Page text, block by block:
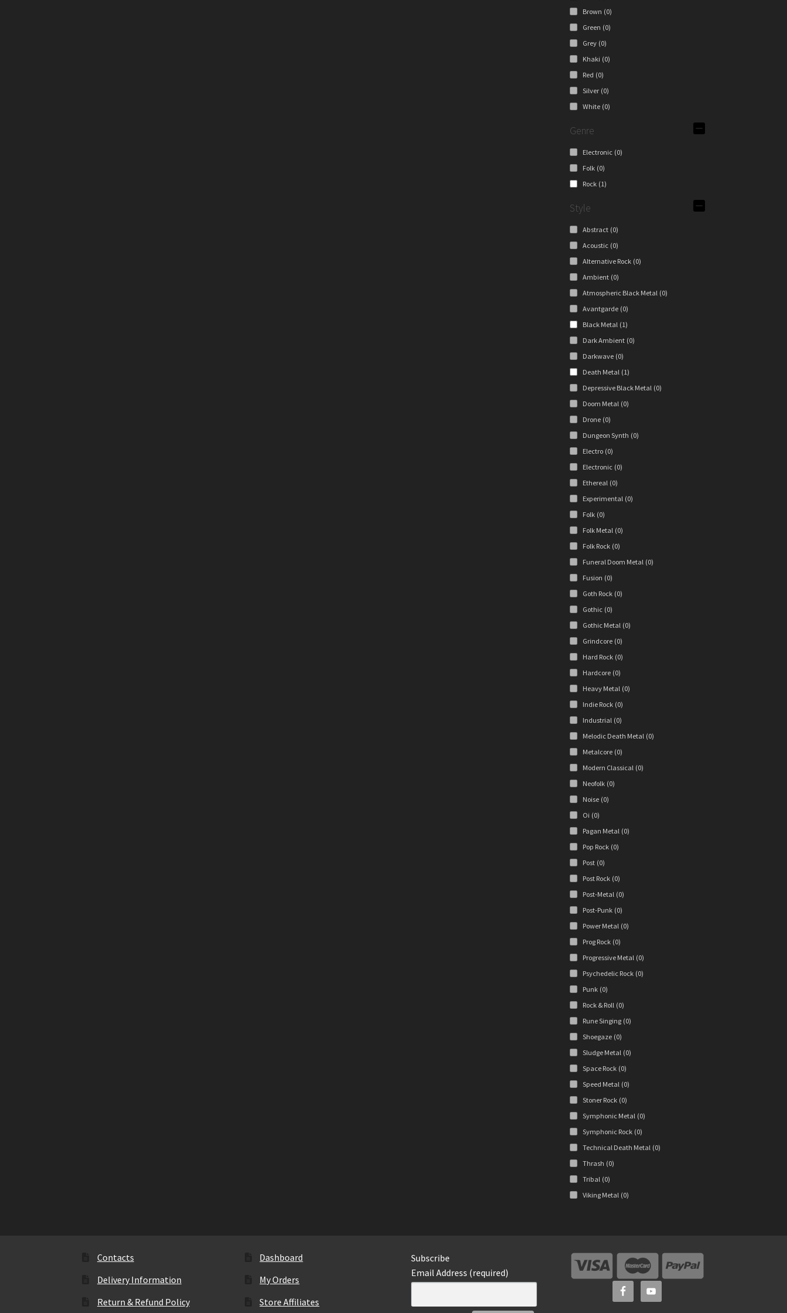
Brown (0)
Green (0)
Grey (0)
Khaki (0)
Red (0)
Silver (0)
White (0)
Genre
Electronic (0)
Folk (0)
Rock (1)
Style
Abstract (0)
Acoustic (0)
Alternative Rock (0)
Ambient (0)
Atmospheric Black Metal (0)
Avantgarde (0)
Black Metal (1)
Dark Ambient (0)
Darkwave (0)
Death Metal (1)
Depressive Black Metal (0)
Doom Metal (0)
Drone (0)
Dungeon Synth (0)
Electro (0)
Electronic (0)
Ethereal (0)
Experimental (0)
Folk (0)
Folk Metal (0)
Folk Rock (0)
Funeral Doom Metal (0)
Fusion (0)
Goth Rock (0)
Gothic (0)
Gothic Metal (0)
Grindcore (0)
Hard Rock (0)
Hardcore (0)
Heavy Metal (0)
Indie Rock (0)
Industrial (0)
Melodic Death Metal (0)
Metalcore (0)
Modern Classical (0)
Neofolk (0)
Noise (0)
Oi (0)
Pagan Metal (0)
Pop Rock (0)
Post (0)
Post Rock (0)
Post-Metal (0)
Post-Punk (0)
Power Metal (0)
Prog Rock (0)
Progressive Metal (0)
Psychedelic Rock (0)
Punk (0)
Rock & Roll (0)
Rune Singing (0)
Shoegaze (0)
Sludge Metal (0)
Space Rock (0)
Speed Metal (0)
Stoner Rock (0)
Symphonic Metal (0)
Symphonic Rock (0)
Technical Death Metal (0)
Thrash (0)
Tribal (0)
Viking Metal (0)
Contacts
Delivery Information
Return & Refund Policy
Dashboard
My Orders
Store Affiliates
Subscribe
Email Address (required)